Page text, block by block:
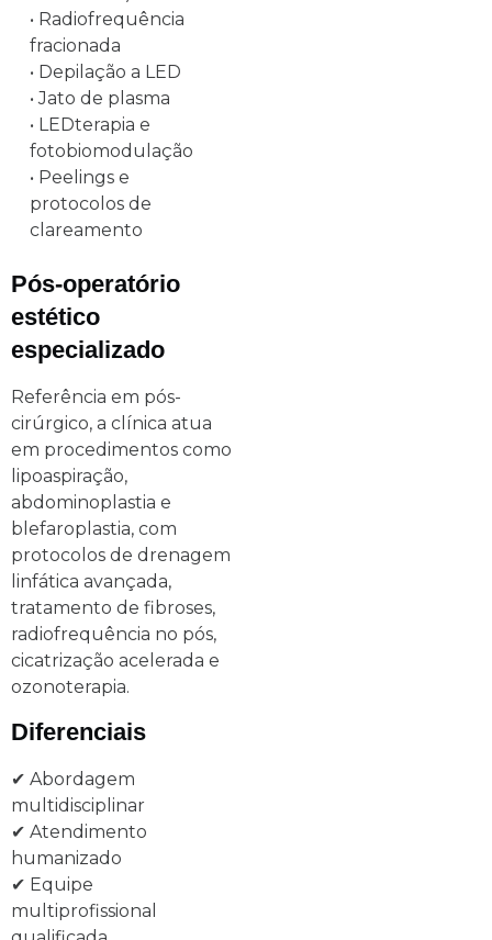
• Radiofrequência
fracionada
• Depilação a LED
• Jato de plasma
• LEDterapia e
fotobiomodulação
• Peelings e
protocolos de
clareamento
Pós-operatório
estético
especializado
Referência em pós-
cirúrgico, a clínica atua
em procedimentos como
lipoaspiração,
abdominoplastia e
blefaroplastia, com
protocolos de drenagem
linfática avançada,
tratamento de fibroses,
radiofrequência no pós,
cicatrização acelerada e
ozonoterapia.
Diferenciais
✔ Abordagem
multidisciplinar
✔ Atendimento
humanizado
✔ Equipe
multiprofissional